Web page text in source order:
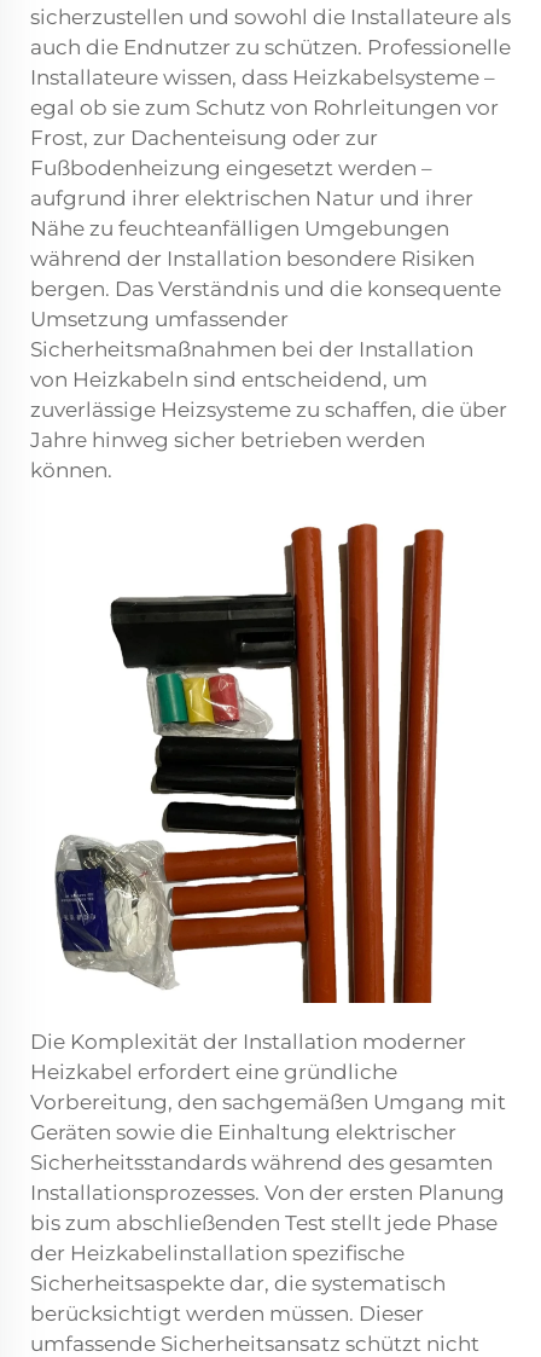
sicherzustellen und sowohl die Installateure als
auch die Endnutzer zu schützen. Professionelle
Installateure wissen, dass Heizkabelsysteme –
egal ob sie zum Schutz von Rohrleitungen vor
Frost, zur Dachenteisung oder zur
Fußbodenheizung eingesetzt werden –
aufgrund ihrer elektrischen Natur und ihrer
Nähe zu feuchteanfälligen Umgebungen
während der Installation besondere Risiken
bergen. Das Verständnis und die konsequente
Umsetzung umfassender
Sicherheitsmaßnahmen bei der Installation
von Heizkabeln sind entscheidend, um
zuverlässige Heizsysteme zu schaffen, die über
Jahre hinweg sicher betrieben werden
können.
Die Komplexität der Installation moderner
Heizkabel erfordert eine gründliche
Vorbereitung, den sachgemäßen Umgang mit
Geräten sowie die Einhaltung elektrischer
Sicherheitsstandards während des gesamten
Installationsprozesses. Von der ersten Planung
bis zum abschließenden Test stellt jede Phase
der Heizkabelinstallation spezifische
Sicherheitsaspekte dar, die systematisch
berücksichtigt werden müssen. Dieser
umfassende Sicherheitsansatz schützt nicht